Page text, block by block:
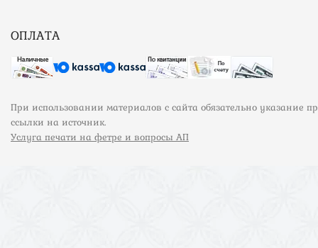
ОПЛАТА
При использовании материалов с сайта обязательно указание
ссылки на источник.
Услуга печати на фетре и вопросы АП